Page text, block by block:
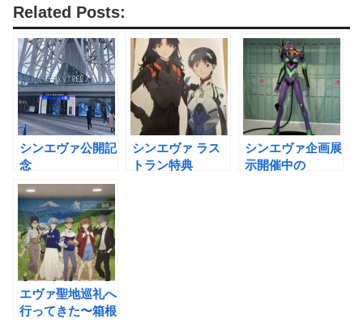
Related Posts:
シンエヴァ公開記
念
「EVANGELION
トウキョウスカイ
ツリー計画」へ行
ってきた
シンエヴァ ラス
トラン特典
シンエヴァ企画展
示開催中の
エヴァ聖地巡礼へ
行ってきた〜箱根